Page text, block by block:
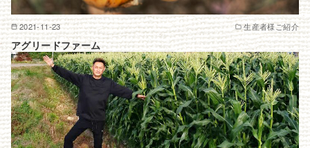
2021-11-23 生産者様ご紹介
アグリードファーム